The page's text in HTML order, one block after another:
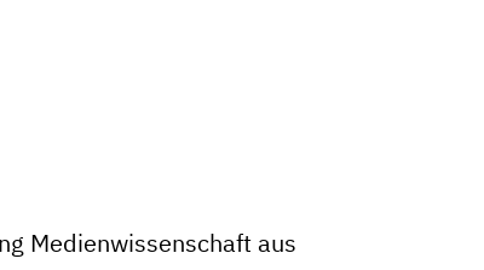
Medienwissenschaft aus